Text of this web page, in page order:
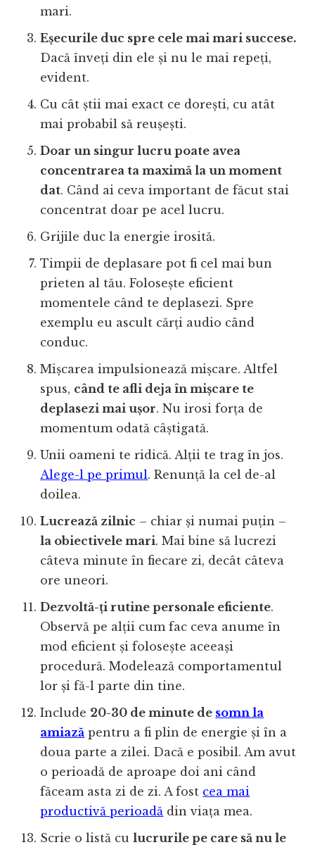
mari.
Eșecurile duc spre cele mai mari succese.
Dacă înveți din ele și nu le mai repeți,
evident.
Cu cât știi mai exact ce dorești, cu atât
mai probabil să reușești.
Doar un singur lucru poate avea
concentrarea ta maximă la un moment
dat. Când ai ceva important de făcut stai
concentrat doar pe acel lucru.
Grijile duc la energie irosită.
Timpii de deplasare pot fi cel mai bun
prieten al tău. Folosește eficient
momentele când te deplasezi. Spre
exemplu eu ascult cărți audio când
conduc.
Mișcarea impulsionează mișcare. Altfel
spus, când te afli deja în mișcare te
deplasezi mai ușor. Nu irosi forța de
momentum odată câștigată.
Unii oameni te ridică. Alții te trag în jos.
Alege-l pe primul. Renunță la cel de-al
doilea.
Lucrează zilnic – chiar și numai puțin –
la obiectivele mari. Mai bine să lucrezi
câteva minute în fiecare zi, decât câteva
ore uneori.
Dezvoltă-ți rutine personale eficiente.
Observă pe alții cum fac ceva anume în
mod eficient și folosește aceeași
procedură. Modelează comportamentul
lor și fă-l parte din tine.
Include 20-30 de minute de somn la
amiază pentru a fi plin de energie și în a
doua parte a zilei. Dacă e posibil. Am avut
o perioadă de aproape doi ani când
făceam asta zi de zi. A fost cea mai
productivă perioadă din viața mea.
Scrie o listă culucrurile pe care să nu le